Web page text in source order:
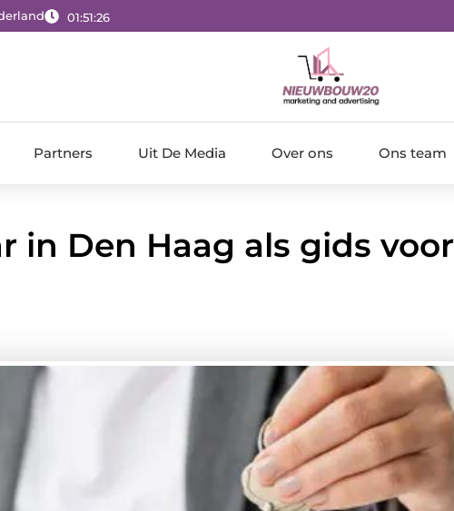
01:51:28
Partners Uit De Media Over ons Ons team
in Den Haag als gids voor